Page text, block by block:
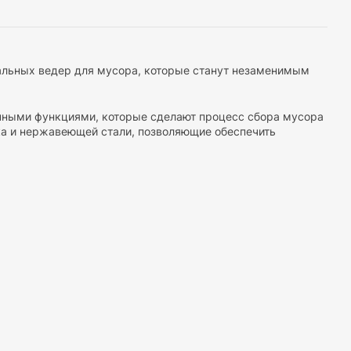
ведер для мусора, которые станут незаменимым
функциями, которые сделают процесс сбора мусора
и нержавеющей стали, позволяющие обеспечить